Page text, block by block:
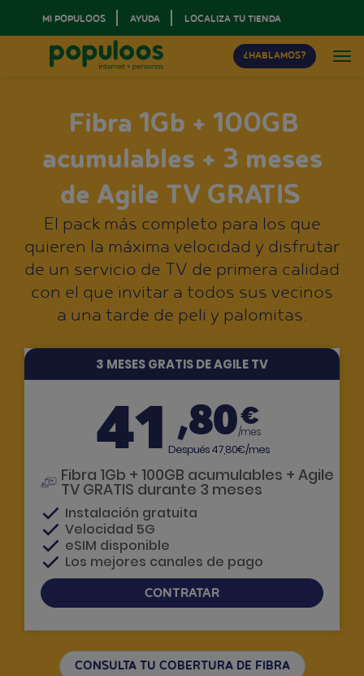
MI POPULOOS AYUDA LOCALIZA TU TIENDA
¿HABLAMOS?
Fibra 1Gb + 100GB
acumulables + 3 meses
de Agile TV GRATIS
El pack más completo para los que
quieren la máxima velocidad y disfrutar
de un servicio de TV de primera calidad
con el que invitar a todos sus vecinos
a una tarde de peli y palomitas.
3 MESES GRATIS DE AGILE TV
41 ,80€
/mes
Después 47,80€/mes
Fibra 1Gb + 100GB acumulables + Agile
TV GRATIS durante 3 meses
Instalación gratuita
Velocidad 5G
eSIM disponible
Los mejores canales de pago
CONTRATAR
CONSULTA TU COBERTURA DE FIBRA